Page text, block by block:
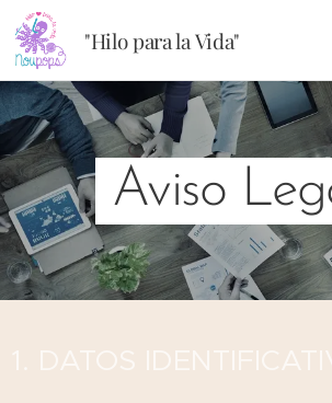
"Hilo para la Vida"
Aviso